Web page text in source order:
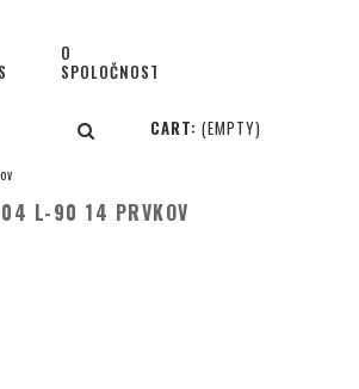
O
SPOLOČNOSTI
CART: (EMPTY)
04 L-90 14 PRVKOV